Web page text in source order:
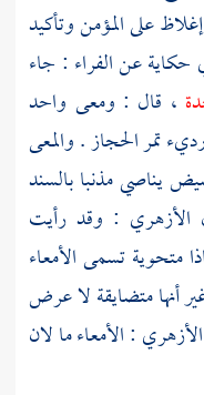
على المؤمن وتأكيد
حكاية عنالفراء : جاء
، قال : ومعى واحد
تمر الحجاز . والمعى
يناصي مذنبا بالسند
الأزهري : وقد رأيت
متحوية تسمى الأمعاء
أنها متضايقة لا عرض
الأزهري : الأمعاء ما لان